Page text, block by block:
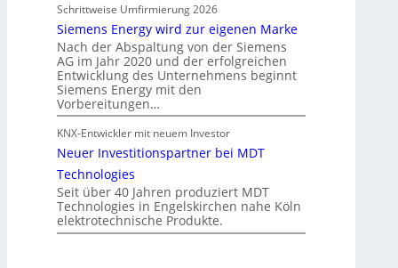
Schrittweise Umfirmierung 2026
Siemens Energy wird zur eigenen Marke
Nach der Abspaltung von der Siemens
AG im Jahr 2020 und der erfolgreichen
Entwicklung des Unternehmens beginnt
Siemens Energy mit den
Vorbereitungen…
KNX-Entwickler mit neuem Investor
Neuer Investitionspartner bei MDT
Technologies
Seit über 40 Jahren produziert MDT
Technologies in Engelskirchen nahe Köln
elektrotechnische Produkte.